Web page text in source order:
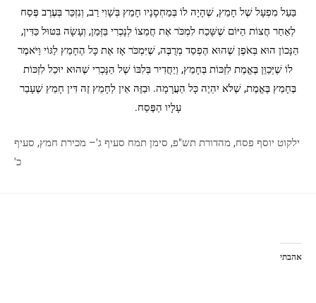
בַּעַל מִפְעָל שֶׁל חָמֵץ, שֶׁהָיָה לוֹ בְּמַחְסָנָיו חָמֵץ בְּשָׁוִי רַב, וְנִזְכַּר בְּעֶרֶב פֶּסַח
לְאַחַר חֲצוֹת הַיּוֹם שֶׁשָּׁכַח לִמְכֹּר אֶת חֲמֵצוֹ לְנָכְרִי בַּזְּמַן, וְעָשָׂה בִּטּוּל כַּדִּין,
הַנָּכוֹן הוּא בְּאֹפֶן שֶׁהוּא הֶפְסֵד מְרֻבֶּה, שֶׁיִּמְכֹּר אָז אֶת כָּל הֶחָמֵץ לַגּוֹי וַיֹּאמֶר
לוֹ שֶׁיְּכַוֵּן בֶּאֱמֶת לִזְכּוֹת בְּחָמֵץ, וְיַחֲדִיר בְּלִבּוֹ שֶׁל הַנָּכְרִי שֶׁהוּא יוּכַל לִזְכּוֹת
בֶּחָמֵץ בֶּאֱמֶת, שֶׁלֹּא יִהְיֶה כָּל הַעֲרָמָה. וּבַזֶּה אֵין לְחָמֵץ זֶה דִּין חָמֵץ שֶׁעָבַר
עָלָיו הַפֶּסַח.
ילקוט יוסף פסח, מהדורת תש"פ, סימן תמח סעיף ג'– מכירת חמץ, סעיף
כ'
אהבתי